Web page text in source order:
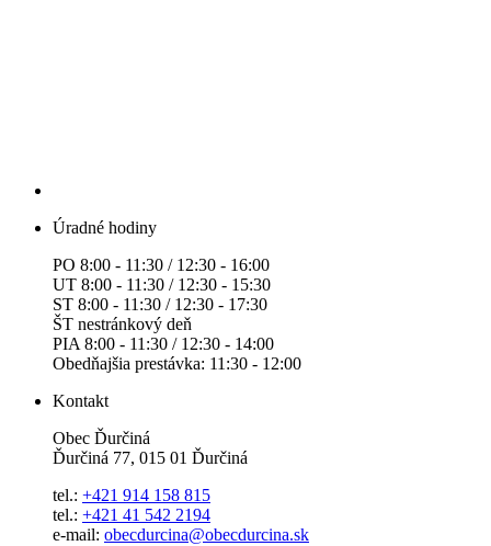
Úradné hodiny
PO 8:00 - 11:30 / 12:30 - 16:00
UT 8:00 - 11:30 / 12:30 - 15:30
ST 8:00 - 11:30 / 12:30 - 17:30
ŠT nestránkový deň
PIA 8:00 - 11:30 / 12:30 - 14:00
Obedňajšia prestávka: 11:30 - 12:00
Kontakt
Obec Ďurčiná
Ďurčiná 77, 015 01 Ďurčiná
tel.: +421 914 158 815
tel.: +421 41 542 2194
e-mail: obecdurcina@obecdurcina.sk